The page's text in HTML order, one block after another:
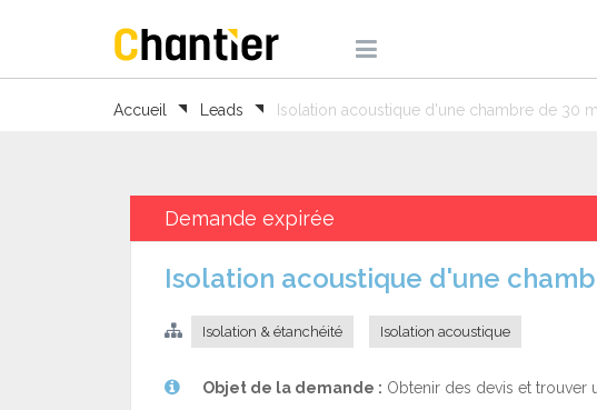
Accueil Leads Isolation acoustique d'une chambre de 30
Demande expirée
Isolation acoustique d'une
Isolation & étanchéité Isolation acoustique
Objet de la demande : Obtenir des devis et trouver